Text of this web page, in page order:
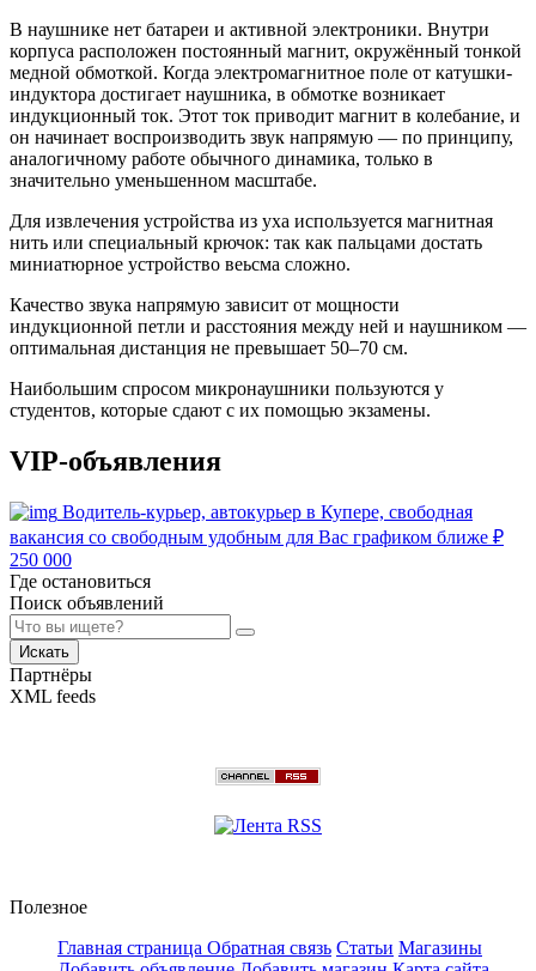
В наушнике нет батареи и активной электроники. Внутри
корпуса расположен постоянный магнит, окружённый тонкой
медной обмоткой. Когда электромагнитное поле от катушки-
индуктора достигает наушника, в обмотке возникает
индукционный ток. Этот ток приводит магнит в колебание, и
он начинает воспроизводить звук напрямую — по принципу,
аналогичному работе обычного динамика, только в
значительно уменьшенном масштабе.
Для извлечения устройства из уха используется магнитная
нить или специальный крючок: так как пальцами достать
миниатюрное устройство веьсма сложно.
Качество звука напрямую зависит от мощности
индукционной петли и расстояния между ней и наушником —
оптимальная дистанция не превышает 50–70 см.
Наибольшим спросом микронаушники пользуются у
студентов, которые сдают с их помощью экзамены.
VIP-объявления
Водитель-курьер, автокурьер в Купере, свободная
вакансия со свободным удобным для Вас графиком ближе ₽
250 000
Где остановиться
Поиск объявлений
Искать
Партнёры
XML feeds
Полезное
Главная страница Обратная связь Статьи Магазины